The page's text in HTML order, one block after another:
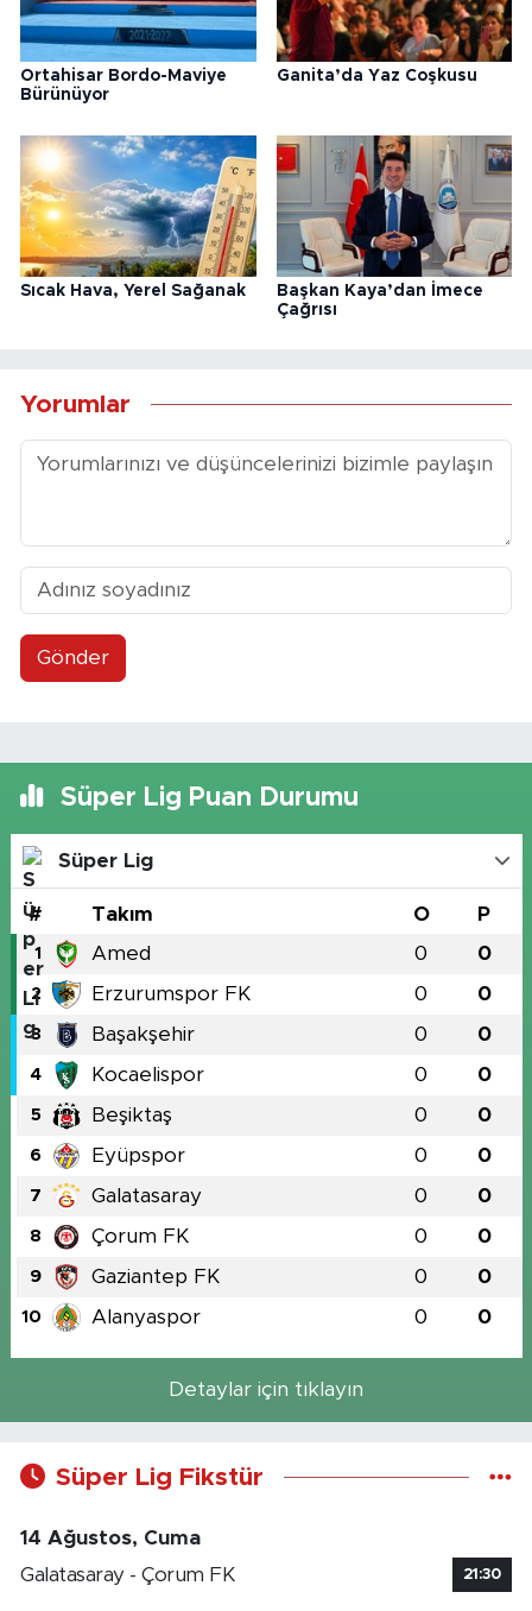
Ortahisar Bordo-Maviye
Bürünüyor
Ganita’da Yaz Coşkusu
Sıcak Hava, Yerel Sağanak
Başkan Kaya’dan İmece
Çağrısı
Yorumlar
Gönder
Süper Lig Puan Durumu
Süper Lig
# Takım O P
1 Amed 0 0
2 Erzurumspor FK 0 0
3 Başakşehir 0 0
4 Kocaelispor 0 0
5 Beşiktaş 0 0
6 Eyüpspor 0 0
7 Galatasaray 0 0
8 Çorum FK 0 0
9 Gaziantep FK 0 0
10 Alanyaspor 0 0
Detaylar için tıklayın
Süper Lig Fikstür
14 Ağustos, Cuma
Galatasaray - Çorum FK
21:30